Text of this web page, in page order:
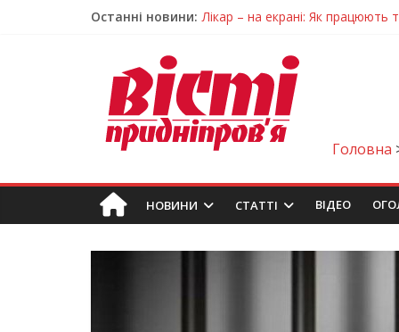
Останні новини: Лікар – на екрані: Як працюють
Пошуки тривають: на
Ветерани Дніпропетровщини
Говорити про воду без паніки:
Головна
НОВИНИ СТАТТІ ВIДЕО